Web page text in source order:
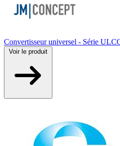
Convertisseur universel - Série
Voir le produit